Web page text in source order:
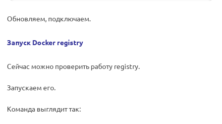
Обновляем, подключаем.
Запуск Docker registry
Сейчас можно проверить работу registry.
Запускаем его.
Команда выглядит так: